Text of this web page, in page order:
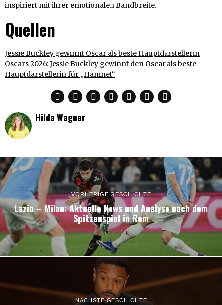
inspiriert mit ihrer emotionalen Bandbreite.
Quellen
Jessie Buckley gewinnt Oscar als beste Hauptdarstellerin
Oscars 2026: Jessie Buckley gewinnt den Oscar als beste
Hauptdarstellerin für „Hamnet“
Hilda Wagner
VORHERIGE GESCHICHTE
Lazio – Milan: Aktuelle News und Analyse nach dem
Spitzenspiel in Rom
NÄCHSTE GESCHICHTE